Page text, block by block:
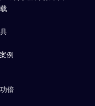
例
倍